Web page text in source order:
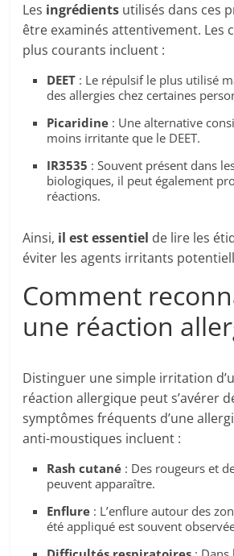
Les ingrédients utilisés dans ces
être examinés attentivement. Les
plus courants incluent :
DEET : Le répulsif le plus utilisé
des allergies chez certaines
Picaridine : Une alternative
moins irritante que le DEET.
IR3535 : Souvent présent dans
biologiques, il peut également
réactions.
Ainsi, il est essentiel de lire les
éviter les agents irritants
Comment
une réaction
Distinguer une simple irritation
réaction allergique peut s’avérer
symptômes fréquents d’une
anti-moustiques incluent :
Rash cutané : Des rougeurs et
peuvent apparaître.
Enflure : L’enflure autour des
été appliqué est souvent